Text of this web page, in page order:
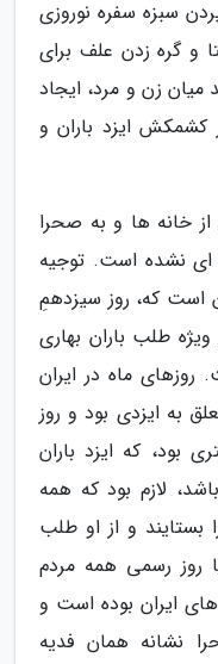
سبزه سفره نوروزی
و گره زدن علف برای
میان زن و مرد، ایجاد
کشمکش ایزد باران و
خانه ها و به صحرا
ای نشده است. توجیه
است که، روز سیزدهمِ
طلب باران بهاری
روزهای ماه در ایران
به ایزدی بود و روز
بود، که ایزد باران
لازم بود که همه
بستایند و از او طلب
روز رسمی همه مردم
ایران بوده است و
نشانه همان فدیه